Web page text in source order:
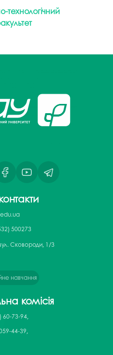
технологічний
500273
Сковороди, 1/3
навчання
комісія
60-73-94,
44-39,